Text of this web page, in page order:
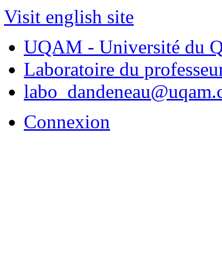
Visit english site
UQAM - Université du
Laboratoire du
Connexion